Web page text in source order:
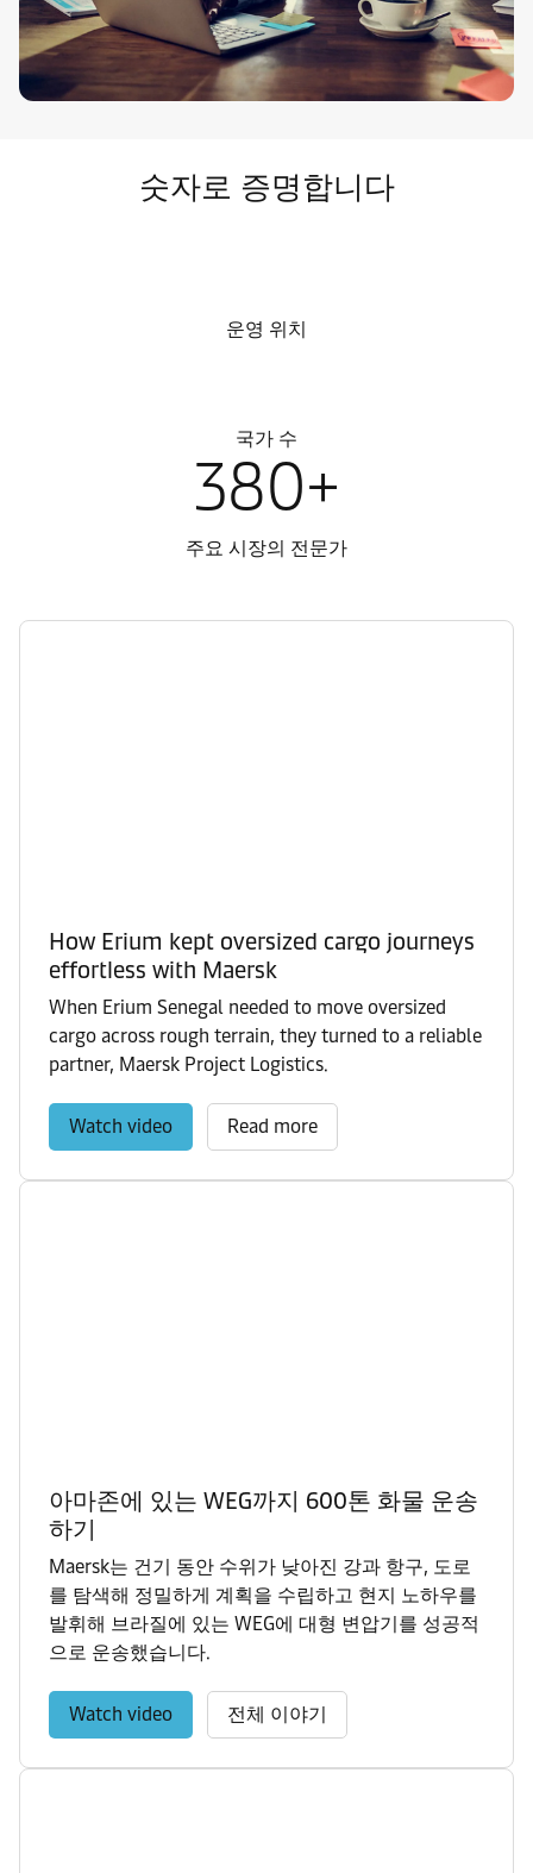
숫자로 증명합니다
운영 위치
국가 수
380+
주요 시장의 전문가
How Erium kept oversized cargo journeys
effortless with Maersk
When Erium Senegal needed to move oversized
cargo across rough terrain, they turned to a reliable
partner, Maersk Project Logistics.
Watch video Read more
아마존에 있는 WEG까지 600톤 화물 운송
하기
Maersk는 건기 동안 수위가 낮아진 강과 항구, 도로
를 탐색해 정밀하게 계획을 수립하고 현지 노하우를
발휘해 브라질에 있는 WEG에 대형 변압기를 성공적
으로 운송했습니다.
Watch video 전체 이야기